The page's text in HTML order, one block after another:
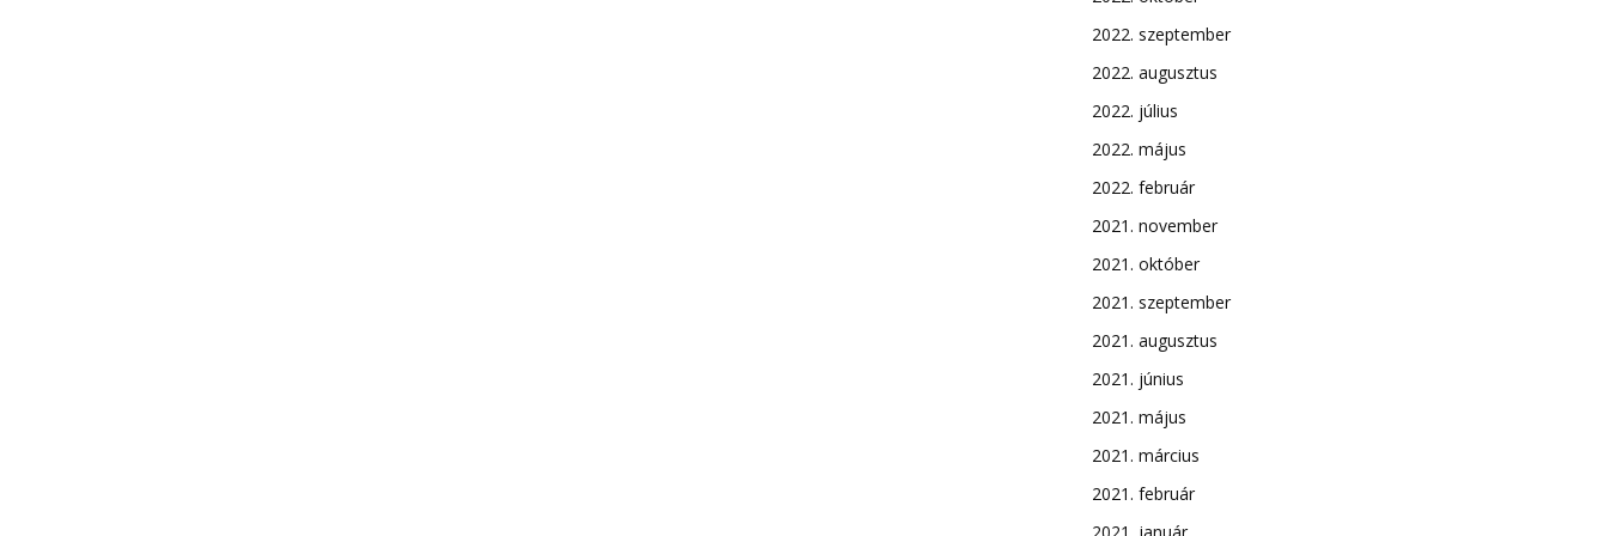
2022. szeptember
2022. augusztus
2022. július
2022. május
2022. február
2021. november
2021. október
2021. szeptember
2021. augusztus
2021. június
2021. május
2021. március
2021. február